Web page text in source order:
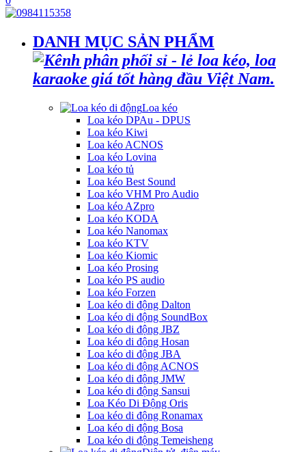
DANH MỤC SẢN PHẨM
Loa kéo
Loa kéo DPAu - DPUS
Loa kéo Kiwi
Loa kéo ACNOS
Loa kéo Lovina
Loa kéo tủ
Loa kéo Best Sound
Loa kéo VHM Pro Audio
Loa kéo AZpro
Loa kéo KODA
Loa kéo Nanomax
Loa kéo KTV
Loa kéo Kiomic
Loa kéo Prosing
Loa kéo PS audio
Loa kéo Forzen
Loa kéo di động Dalton
Loa kéo di động SoundBox
Loa kéo di động JBZ
Loa kéo di động Hosan
Loa kéo di động JBA
Loa kéo di động ACNOS
Loa kéo di động JMW
Loa kéo di động Sansui
Loa Kéo Di Động Oris
Loa kéo di động Ronamax
Loa kéo di động Bosa
Loa kéo di động Temeisheng